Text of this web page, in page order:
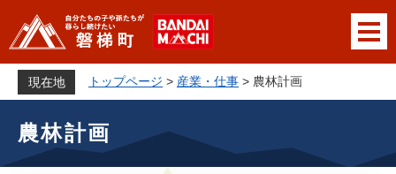
ジ
メニューを飛ばして本文へ
現在地 トップページ > 産業・仕事 > 農林計画
農林計画